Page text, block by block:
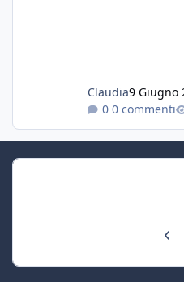
Claudia9 Giugno
0 commenti